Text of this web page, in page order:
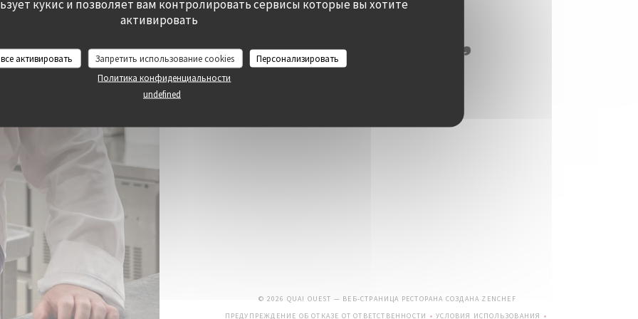
кукис и позволяет вам контролировать сервисы которые вы хотите
активировать
активировать Запретить использование cookies
Персонализировать
Политика конфиденциальности
undefined
© 2026 QUAI OUEST — ВЕБ-СТРАНИЦА РЕСТОРАНА СОЗДАНА ZENCHEF((ОТКРЫВАЕТСЯ В НОВОМ
ПРЕДУПРЕЖДЕНИЕ ОБ ОТКАЗЕ ОТ ОТВЕТСТВЕННОСТИ
УСЛОВИЯ ИСПОЛЬЗОВАНИЯ